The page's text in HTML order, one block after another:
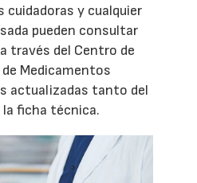
cuidadoras y cualquier
pueden consultar
través del Centro de
Medicamentos
actualizadas tanto del
ficha técnica.